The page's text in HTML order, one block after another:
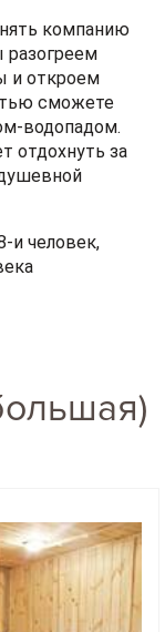
компанию
разогреем
и откроем
сможете
водопадом.
отдохнуть за
и человек,